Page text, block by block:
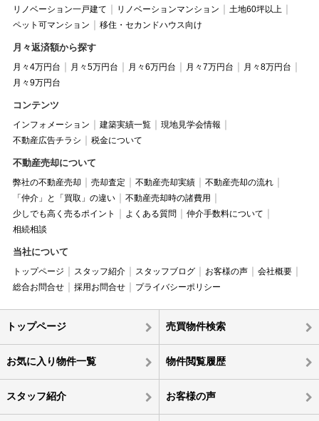
リノベーション一戸建て
リノベーションマンション
土地60坪以上
ペット可マンション
移住・セカンドハウス向け
月々返済額から探す
月々4万円台 月々5万円台 月々6万円台 月々7万円台
月々8万円台
月々9万円台
コンテンツ
インフォメーション 建築実績一覧
現地見学会情報
不動産広告チラシ
税金について
不動産売却について
弊社の不動産売却 売却査定 不動産売却実績
不動産売却の流れ
「仲介」と「買取」の違い
不動産売却時の諸費用
少しでも高く売るポイント
よくある質問
仲介手数料について
相続相談
当社について
トップページ スタッフ紹介 スタッフブログ お客様の声
会社概要
総合お問合せ
採用お問合せ プライバシーポリシー
トップページ 売買物件検索
お気に入り物件一覧 物件閲覧履歴
スタッフ紹介 お客様の声